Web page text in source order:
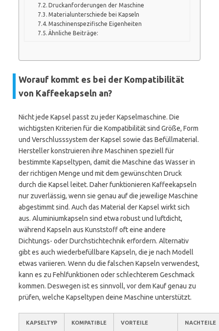
Druckanforderungen der Maschine
Materialunterschiede bei Kapseln
Maschinenspezifische Eigenheiten
Ähnliche Beiträge:
Worauf kommt es bei der Kompatibilität
von Kaffeekapseln an?
Nicht jede Kapsel passt zu jeder Kapselmaschine. Die
wichtigsten Kriterien für die Kompatibilität sind Größe, Form
und Verschlusssystem der Kapsel sowie das Befüllmaterial.
Hersteller konstruieren ihre Maschinen speziell für
bestimmte Kapseltypen, damit die Maschine das Wasser in
der richtigen Menge und mit dem gewünschten Druck
durch die Kapsel leitet. Daher funktionieren Kaffeekapseln
nur zuverlässig, wenn sie genau auf die jeweilige Maschine
abgestimmt sind. Auch das Material der Kapsel wirkt sich
aus. Aluminiumkapseln sind etwa robust und luftdicht,
während Kapseln aus Kunststoff oft eine andere
Dichtungs- oder Durchstichtechnik erfordern. Alternativ
gibt es auch wiederbefüllbare Kapseln, die je nach Modell
etwas variieren. Wenn du die falschen Kapseln verwendest,
kann es zu Fehlfunktionen oder schlechterem Geschmack
kommen. Deswegen ist es sinnvoll, vor dem Kauf genau zu
prüfen, welche Kapseltypen deine Maschine unterstützt.
KAPSELTYP
KOMPATIBLE
VORTEILE NACHTEILE